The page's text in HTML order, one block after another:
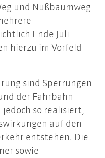
und Nußbaumweg
Ende Juli
hierzu im Vorfeld
sind Sperrungen
der Fahrbahn
so realisiert,
auf den
entstehen. Die
sowie